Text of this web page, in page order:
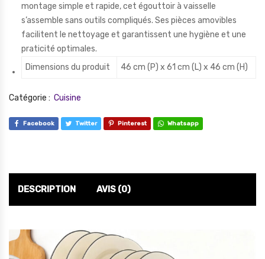
montage simple et rapide, cet égouttoir à vaisselle
s’assemble sans outils compliqués. Ses pièces amovibles
facilitent le nettoyage et garantissent une hygiène et une
praticité optimales.
Dimensions du produit
46 cm (P) x 61 cm (L) x 46 cm (H)
Catégorie : Cuisine
Facebook Twitter Pinterest Whatsapp
DESCRIPTION AVIS (0)